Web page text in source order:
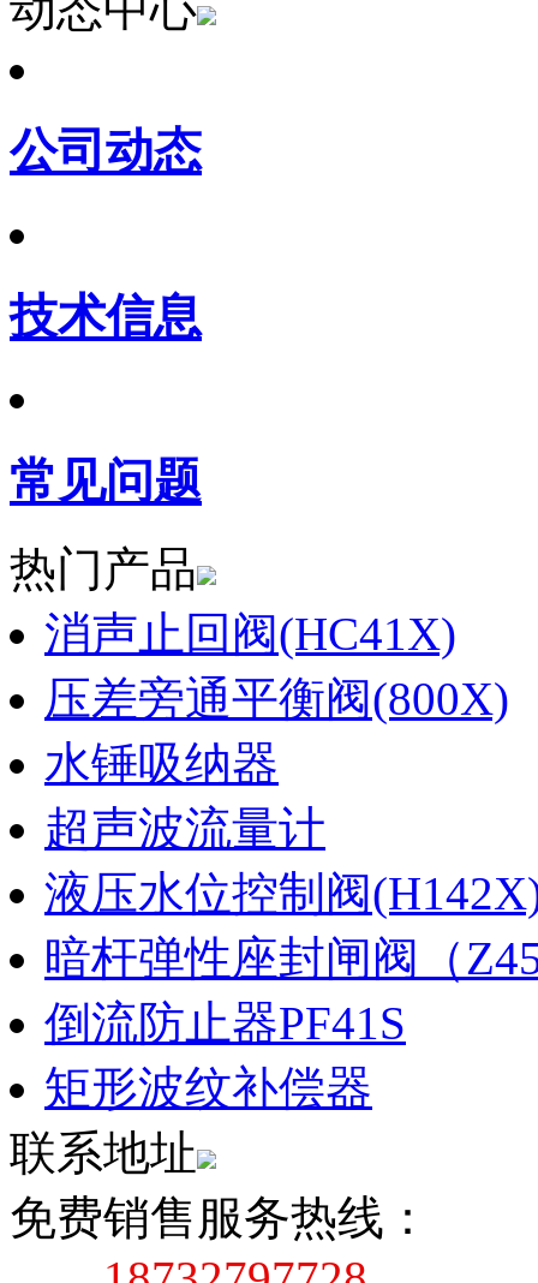
公司动态
技术信息
常见问题
热门产品
消声止回阀(HC41X)
压差旁通平衡阀(800X)
水锤吸纳器
超声波流量计
液压水位控制阀
暗杆弹性座封闸阀（
倒流防止器PF41S
矩形波纹补偿器
联系地址
免费销售服务热线：